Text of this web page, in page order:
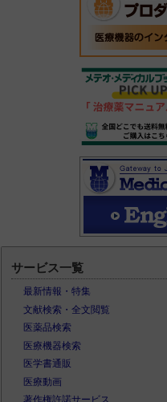
サービス一覧
最新情報・特集
文献検索・全文閲覧
医薬品検索
医療機器検索
医学書通販
医療動画
著作権許諾サービス